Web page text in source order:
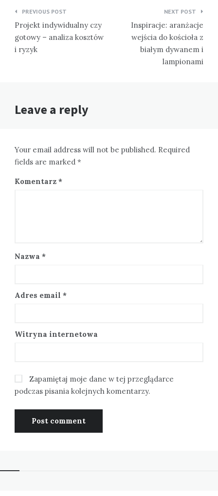
Nawigacja
wpisu
PREVIOUS POST
Projekt indywidualny czy
gotowy – analiza kosztów
i ryzyk
NEXT POST
Inspiracje: aranżacje
wejścia do kościoła z
białym dywanem i
lampionami
Leave a reply
Your email address will not be published. Required
fields are marked *
Komentarz *
Nazwa *
Adres email *
Witryna internetowa
Zapamiętaj moje dane w tej przeglądarce
podczas pisania kolejnych komentarzy.